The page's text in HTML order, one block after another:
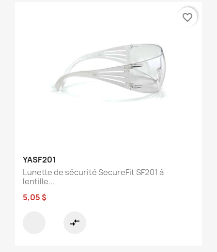
YASF201
Lunette de sécurité SecureFit SF201 à
lentille...
5,05 $
compare_arrows
favorite_border